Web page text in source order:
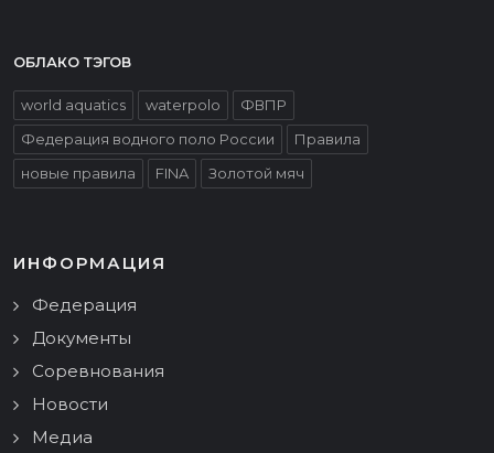
ОБЛАКО ТЭГОВ
world aquatics waterpolo
ФВПР
Федерация водного поло России
Правила
новые правила
FINA Золотой мяч
ИНФОРМАЦИЯ
Федерация
Документы
Соревнования
Новости
Медиа